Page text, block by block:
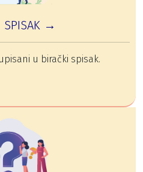
SPISAK →
u birački spisak.